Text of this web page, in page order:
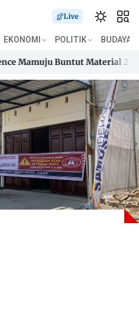
Live
EKONOMI POLITIK BUDAYA
Buntut Material 200
Buntut Material 200